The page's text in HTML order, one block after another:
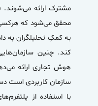
مشترک ارائه می‌شوند.
محقق می‌شود که هرکسی
به کمکِ تحلیلگران به
کند. چنین
هوش تجاری ارائه
سازمان کاربردی است
با استفاده از